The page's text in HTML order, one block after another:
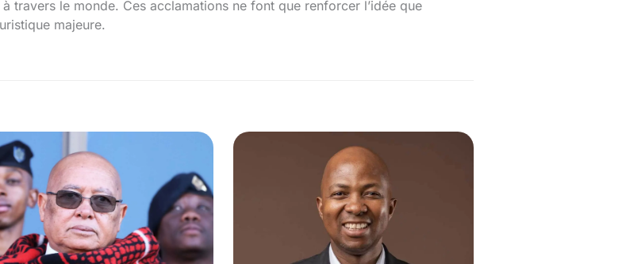
travers le monde. Ces acclamations ne font que renforcer l’idée que
majeure.